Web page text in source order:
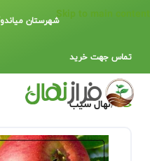
Skip to main contentشهرستان
تماس جهت خرید
خانه نهال سیب